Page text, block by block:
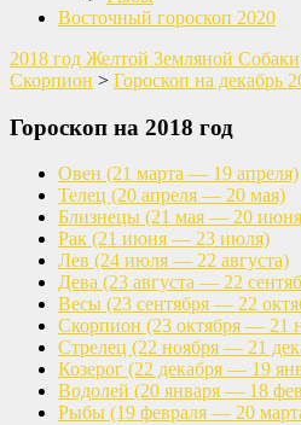
Восточный гороскоп 2020
2018 год Желтой Земляной Собаки
Скорпион > Гороскоп на декабрь
Гороскоп на 2018 год
Овен (21 марта — 19 апреля)
Телец (20 апреля — 20 мая)
Близнецы (21 мая — 20
Рак (21 июня — 23 июля)
Лев (24 июля — 22 августа)
Дева (23 августа — 22
Весы (23 сентября — 22
Скорпион (23 октября — 21
Стрелец (22 ноября — 21
Козерог (22 декабря — 19
Водолей (20 января — 18
Рыбы (19 февраля — 20